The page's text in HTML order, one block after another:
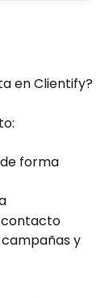
en Clientify?
forma
contacto
y